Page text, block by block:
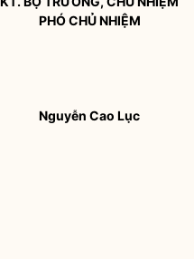
PHÓ CHỦ NHIỆM
Nguyễn Cao Lục